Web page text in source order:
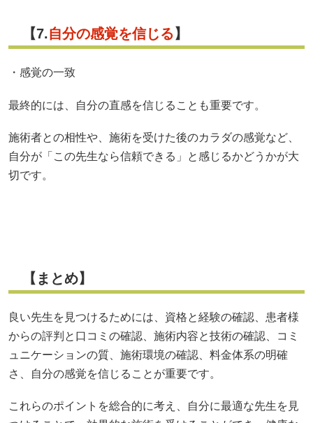
【7.自分の感覚を信じる】
・感覚の一致
最終的には、自分の直感を信じることも重要です。
施術者との相性や、施術を受けた後のカラダの感覚など、
自分が「この先生なら信頼できる」と感じるかどうかが大
切です。
【まとめ】
良い先生を見つけるためには、資格と経験の確認、患者様
からの評判と口コミの確認、施術内容と技術の確認、コミ
ュニケーションの質、施術環境の確認、料金体系の明確
さ、自分の感覚を信じることが重要です。
これらのポイントを総合的に考え、自分に最適な先生を見